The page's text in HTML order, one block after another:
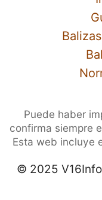
Puede haber
confirma siempre
Esta web incluye
© 2025